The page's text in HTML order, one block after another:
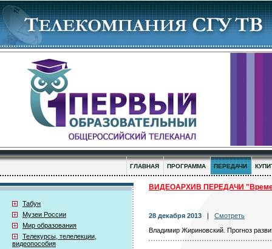
ГЛАВНАЯ ПРОГРАММА ПЕРЕДАЧИ
Табун
Музеи России
Мир образования
Телекурсы, телелекции,
видеопособия
ВИДЕОАРХИВ ПЕРЕДАЧИ
28 декабря 2013
Смотреть
Владимир Жириновский. Прогноз